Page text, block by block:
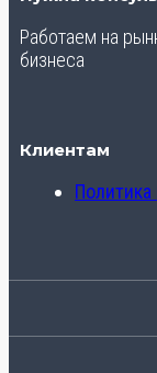
Работаем на
бизнеса
Клиентам